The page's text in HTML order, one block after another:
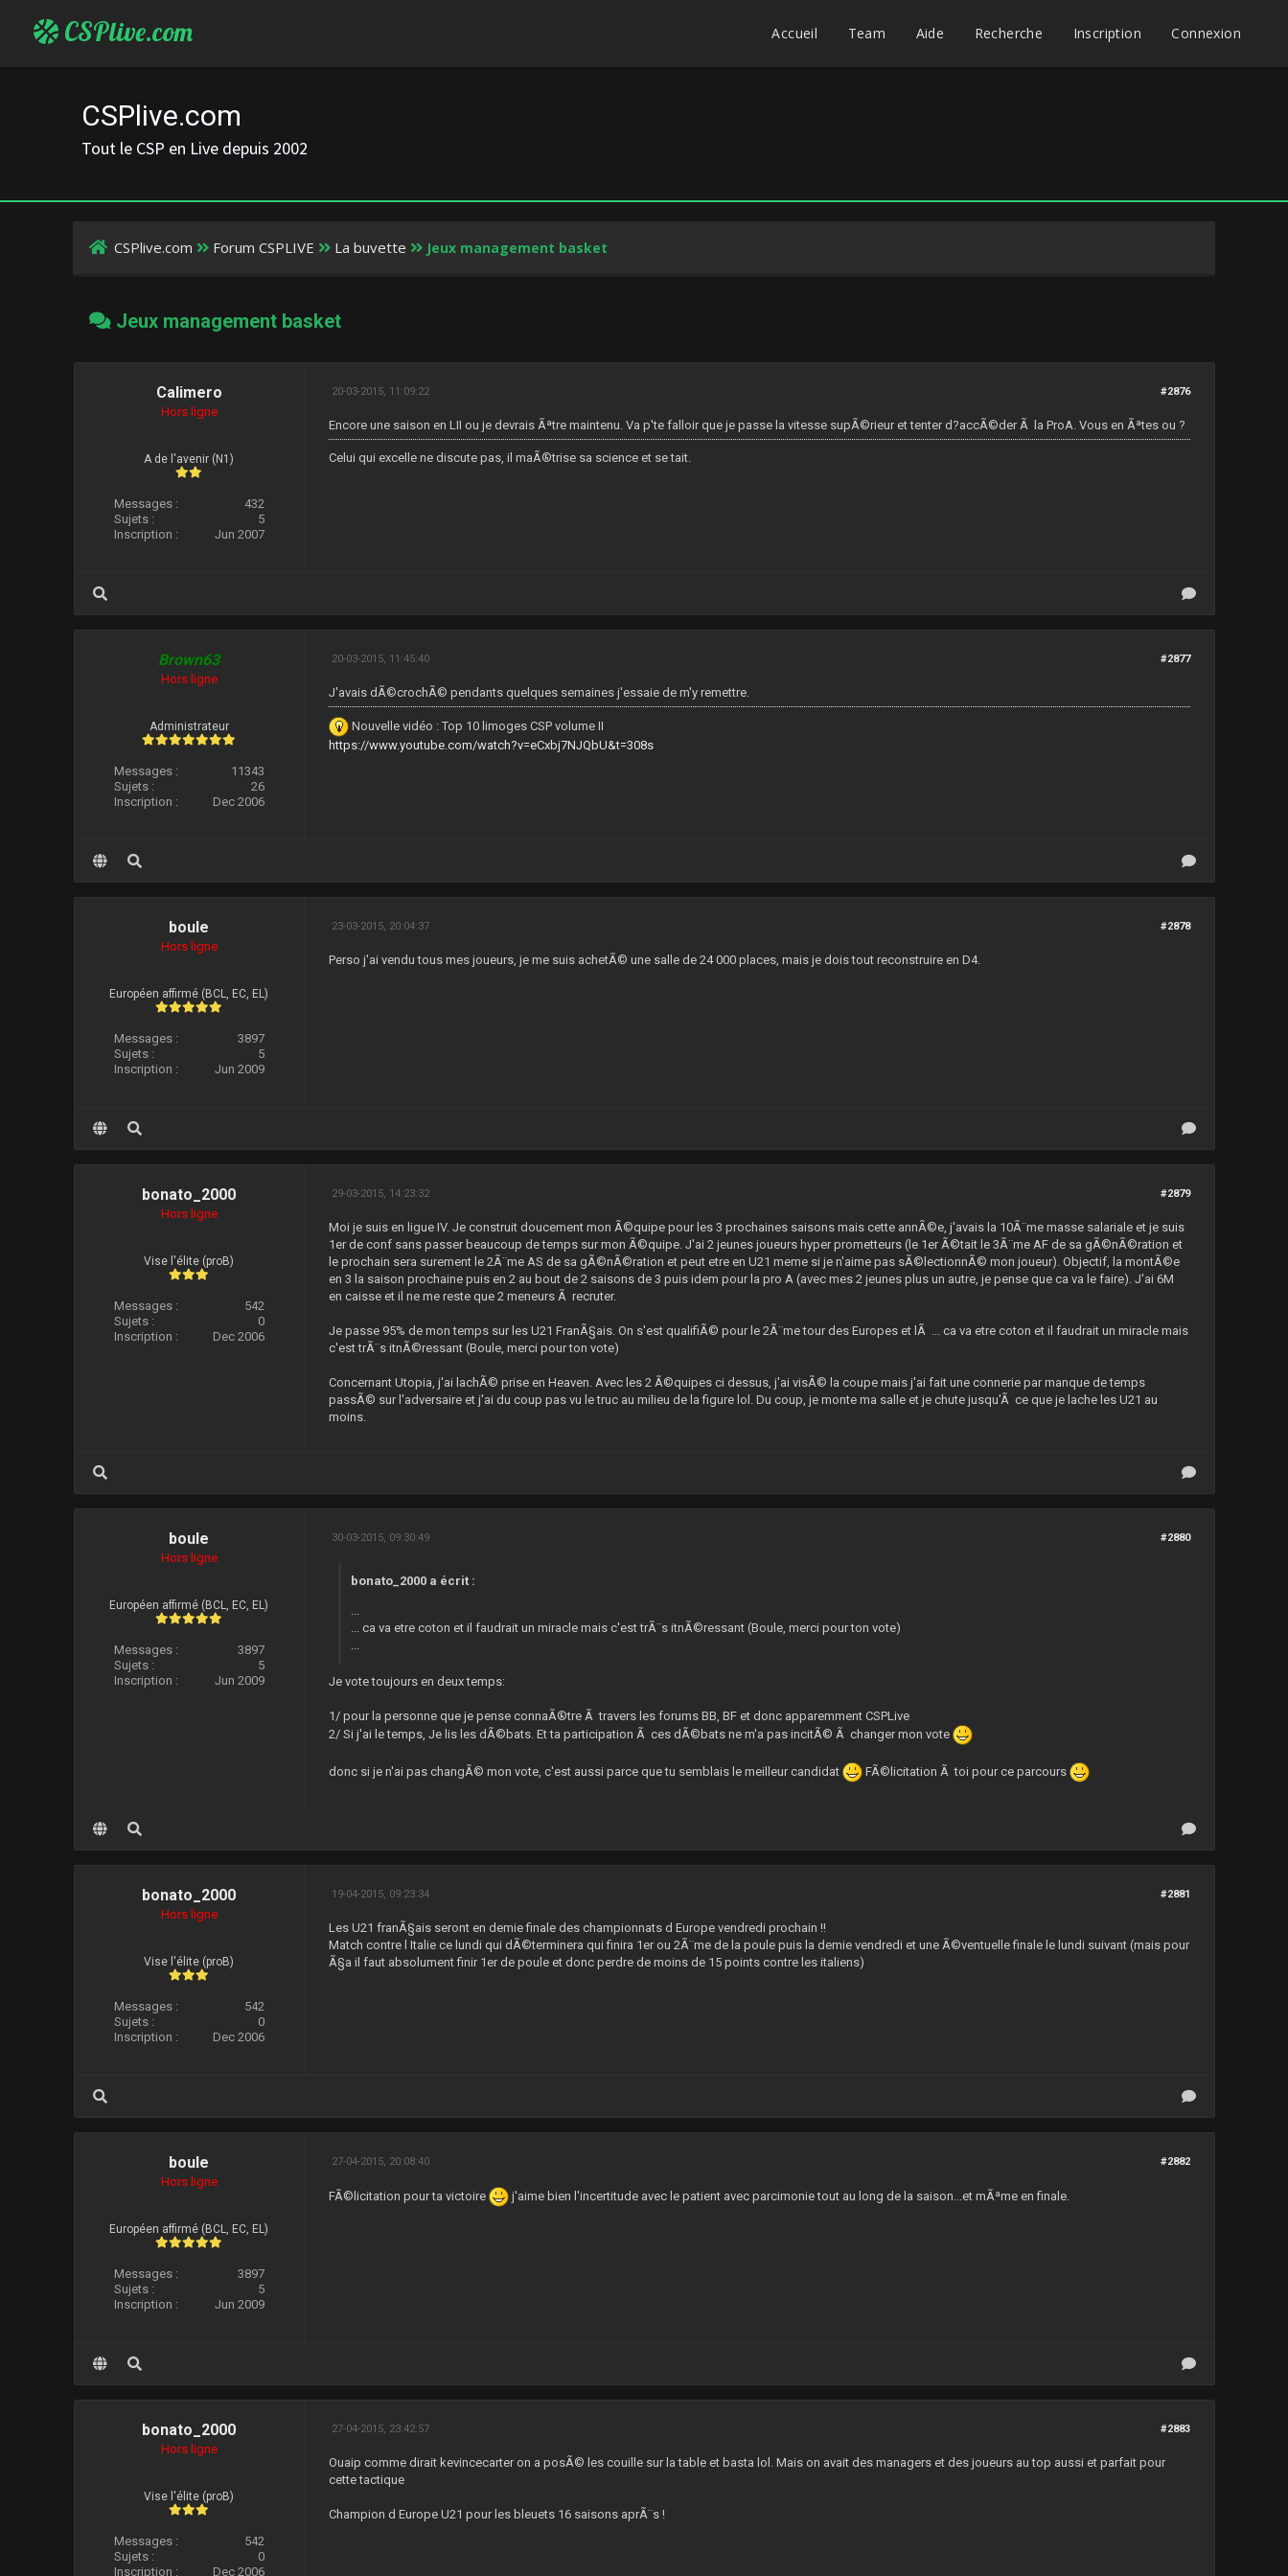
CSPlive.com Accueil Team Aide Recherche Inscription Connexion
CSPlive.com
Tout le CSP en Live depuis 2002
CSPlive.com Forum CSPLIVE La buvette Jeux management basket
Jeux management basket
Calimero
Hors ligne
A de l'avenir (N1)
Messages :
432
Sujets :
5
Inscription :
Jun 2007
#2876
20-03-2015, 11:09:22
Encore une saison en LII ou je devrais Ãªtre maintenu. Va p'te falloir que je passe la vitesse supÃ©rieur et tenter d?accÃ©der Ã la ProA. Vous en Ãªtes ou ?
Celui qui excelle ne discute pas, il maÃ®trise sa science et se tait.
Brown63
Hors ligne
Administrateur
Messages :
11343
Sujets :
26
Inscription :
Dec 2006
#2877
20-03-2015, 11:45:40
J'avais dÃ©crochÃ© pendants quelques semaines j'essaie de m'y remettre.
Nouvelle vidéo : Top 10 limoges CSP volume II
https://www.youtube.com/watch?v=eCxbj7NJQbU&t=308s
boule
Hors ligne
Européen affirmé (BCL, EC, EL)
Messages :
3897
Sujets :
5
Inscription :
Jun 2009
#2878
23-03-2015, 20:04:37
Perso j'ai vendu tous mes joueurs, je me suis achetÃ© une salle de 24 000 places, mais je dois tout reconstruire en D4.
bonato_2000
Hors ligne
Vise l'élite (proB)
Messages :
542
Sujets :
0
Inscription :
Dec 2006
#2879
29-03-2015, 14:23:32
Moi je suis en ligue IV. Je construit doucement mon Ã©quipe pour les 3 prochaines saisons mais cette annÃ©e, j'avais la 10Ã¨me masse salariale et je suis
1er de conf sans passer beaucoup de temps sur mon Ã©quipe. J'ai 2 jeunes joueurs hyper prometteurs (le 1er Ã©tait le 3Ã¨me AF de sa gÃ©nÃ©ration et
le prochain sera surement le 2Ã¨me AS de sa gÃ©nÃ©ration et peut etre en U21 meme si je n'aime pas sÃ©lectionnÃ© mon joueur). Objectif, la montÃ©e
en 3 la saison prochaine puis en 2 au bout de 2 saisons de 3 puis idem pour la pro A (avec mes 2 jeunes plus un autre, je pense que ca va le faire). J'ai 6M
en caisse et il ne me reste que 2 meneurs Ã recruter.
Je passe 95% de mon temps sur les U21 FranÃ§ais. On s'est qualifiÃ© pour le 2Ã¨me tour des Europes et lÃ ... ca va etre coton et il faudrait un miracle mais
c'est trÃ¨s itnÃ©ressant (Boule, merci pour ton vote)
Concernant Utopia, j'ai lachÃ© prise en Heaven. Avec les 2 Ã©quipes ci dessus, j'ai visÃ© la coupe mais j'ai fait une connerie par manque de temps
passÃ© sur l'adversaire et j'ai du coup pas vu le truc au milieu de la figure lol. Du coup, je monte ma salle et je chute jusqu'Ã ce que je lache les U21 au
moins.
boule
Hors ligne
Européen affirmé (BCL, EC, EL)
Messages :
3897
Sujets :
5
Inscription :
Jun 2009
#2880
30-03-2015, 09:30:49
bonato_2000 a écrit :
...
... ca va etre coton et il faudrait un miracle mais c'est trÃ¨s itnÃ©ressant (Boule, merci pour ton vote)
...
Je vote toujours en deux temps:
1/ pour la personne que je pense connaÃ®tre Ã travers les forums BB, BF et donc apparemment CSPLive
2/ Si j'ai le temps, Je lis les dÃ©bats. Et ta participation Ã ces dÃ©bats ne m'a pas incitÃ© Ã changer mon vote
donc si je n'ai pas changÃ© mon vote, c'est aussi parce que tu semblais le meilleur candidat FÃ©licitation Ã toi pour ce parcours
bonato_2000
Hors ligne
Vise l'élite (proB)
Messages :
542
Sujets :
0
Inscription :
Dec 2006
#2881
19-04-2015, 09:23:34
Les U21 franÃ§ais seront en demie finale des championnats d Europe vendredi prochain !!
Match contre l Italie ce lundi qui dÃ©terminera qui finira 1er ou 2Ã¨me de la poule puis la demie vendredi et une Ã©ventuelle finale le lundi suivant (mais pour
Ã§a il faut absolument finir 1er de poule et donc perdre de moins de 15 points contre les italiens)
boule
Hors ligne
Européen affirmé (BCL, EC, EL)
Messages :
3897
Sujets :
5
Inscription :
Jun 2009
#2882
27-04-2015, 20:08:40
FÃ©licitation pour ta victoire j'aime bien l'incertitude avec le patient avec parcimonie tout au long de la saison...et mÃªme en finale.
bonato_2000
Hors ligne
Vise l'élite (proB)
Messages :
542
Sujets :
0
Inscription :
Dec 2006
#2883
27-04-2015, 23:42:57
Ouaip comme dirait kevincecarter on a posÃ© les couille sur la table et basta lol. Mais on avait des managers et des joueurs au top aussi et parfait pour
cette tactique
Champion d Europe U21 pour les bleuets 16 saisons aprÃ¨s !